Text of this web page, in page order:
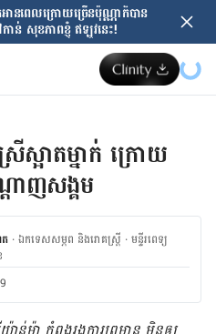
ានពេលក្រោយ​ច្រើនប៉ុណ្ណាក៏បាន
ន់ សុខភាពខ្ញុំ ឥឡូវនេះ!
ស្អាត​ម្នាក់ ក្រោយ​​
ាញ​សង្គម
·ឯកទេសសម្ភព និងរោគស្ត្រី ·ម​ន្ទីរពេទ្យ